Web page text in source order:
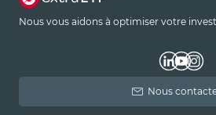
Nous vous aidons à optimiser votre
Nous